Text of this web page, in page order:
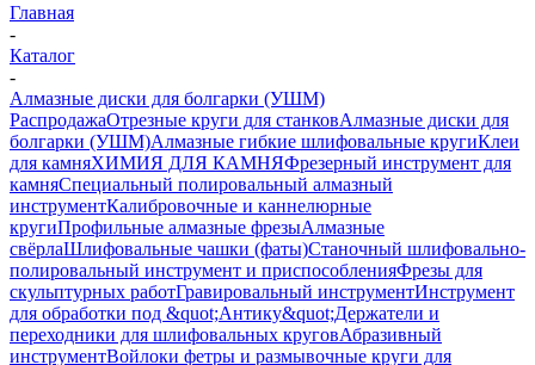
Главная
-
Каталог
-
Алмазные диски для болгарки (УШМ)
РаспродажаОтрезные круги для станковАлмазные диски для
болгарки (УШМ)Алмазные гибкие шлифовальные кругиКлеи
для камняХИМИЯ ДЛЯ КАМНЯФрезерный инструмент для
камняСпециальный полировальный алмазный
инструментКалибровочные и каннелюрные
кругиПрофильные алмазные фрезыАлмазные
свёрлаШлифовальные чашки (фаты)Станочный шлифовально-
полировальный инструмент и приспособленияФрезы для
скульптурных работГравировальный инструментИнструмент
для обработки под &quot;Антику&quot;Держатели и
переходники для шлифовальных круговАбразивный
инструментВойлоки фетры и размывочные круги для